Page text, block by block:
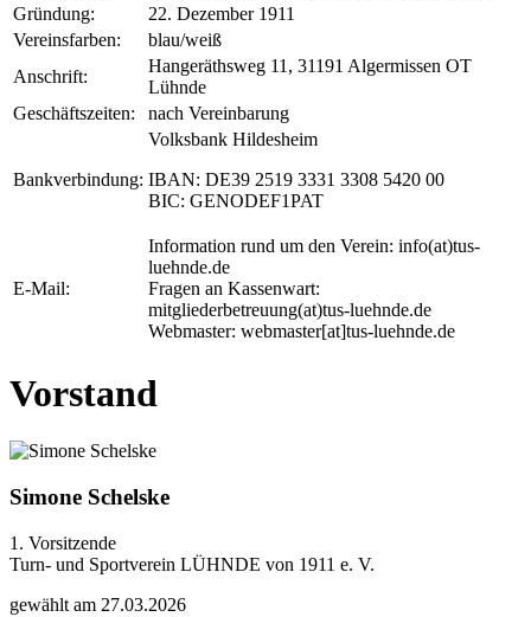
Gründung:
22. Dezember 1911
Vereinsfarben:
blau/weiß
Anschrift:
Hangeräthsweg 11, 31191 Algermissen OT
Lühnde
Geschäftszeiten:
nach Vereinbarung
Bankverbindung:
Volksbank Hildesheim
IBAN: DE39 2519 3331 3308 5420 00
BIC: GENODEF1PAT
E-Mail:
Information rund um den Verein: info(at)tus-
luehnde.de
Fragen an Kassenwart:
mitgliederbetreuung(at)tus-luehnde.de
Webmaster: webmaster[at]tus-luehnde.de
Vorstand
Simone Schelske
1. Vorsitzende
Turn- und Sportverein LÜHNDE von 1911 e. V.
gewählt am 27.03.2026